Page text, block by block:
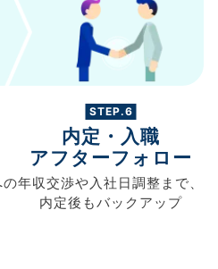
の
STEP.6
内定・入職
アフターフォロー
年収交渉や入社日調整まで、
内定後もバックアップ